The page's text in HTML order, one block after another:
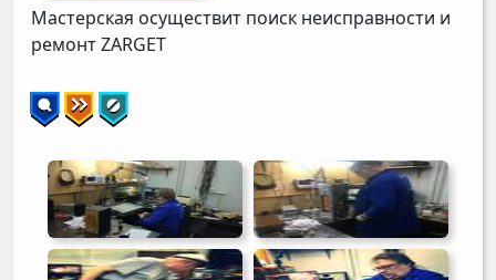
Мастерская осуществит поиск неисправности и
ремонтZARGET